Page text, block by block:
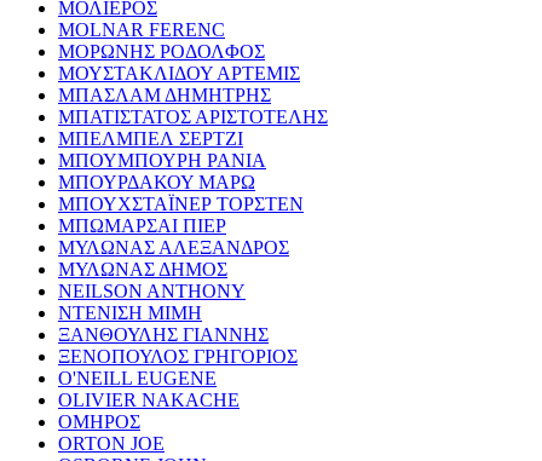
ΜΟΛΙΕΡΟΣ
MOLNAR FERENC
ΜΟΡΩΝΗΣ ΡΟΔΟΛΦΟΣ
ΜΟΥΣΤΑΚΛΙΔΟΥ ΑΡΤΕΜΙΣ
ΜΠΑΣΛΑΜ ΔΗΜΗΤΡΗΣ
ΜΠΑΤΙΣΤΑΤΟΣ ΑΡΙΣΤΟΤΕΛΗΣ
ΜΠΕΛΜΠΕΛ ΣΕΡΤΖΙ
ΜΠΟΥΜΠΟΥΡΗ ΡΑΝΙΑ
ΜΠΟΥΡΔΑΚΟΥ ΜΑΡΩ
ΜΠΟΥΧΣΤΑΪΝΕΡ ΤΟΡΣΤΕΝ
ΜΠΩΜΑΡΣΑΙ ΠΙΕΡ
ΜΥΛΩΝΑΣ ΑΛΕΞΑΝΔΡΟΣ
ΜΥΛΩΝΑΣ ΔΗΜΟΣ
NEILSON ANTHONY
ΝΤΕΝΙΣΗ ΜΙΜΗ
ΞΑΝΘΟΥΛΗΣ ΓΙΑΝΝΗΣ
ΞΕΝΟΠΟΥΛΟΣ ΓΡΗΓΟΡΙΟΣ
O'NEILL EUGENE
OLIVIER NAKACHE
ΟΜΗΡΟΣ
ORTON JOE